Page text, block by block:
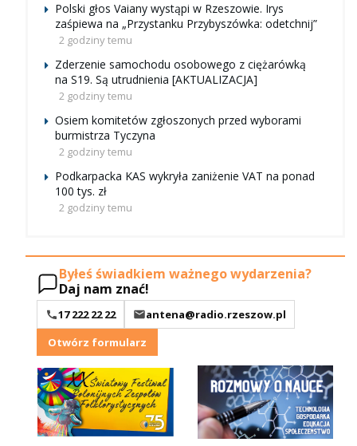
Polski głos Vaiany wystąpi w Rzeszowie. Irys
zaśpiewa na „Przystanku Przybyszówka: odetchnij”
2 godziny temu
Zderzenie samochodu osobowego z ciężarówką
na S19. Są utrudnienia [AKTUALIZACJA]
2 godziny temu
Osiem komitetów zgłoszonych przed wyborami
burmistrza Tyczyna
2 godziny temu
Podkarpacka KAS wykryła zaniżenie VAT na ponad
100 tys. zł
2 godziny temu
Byłeś świadkiem ważnego wydarzenia?
Daj nam znać!
17 222 22 22
antena@radio.rzeszow.pl
Otwórz formularz